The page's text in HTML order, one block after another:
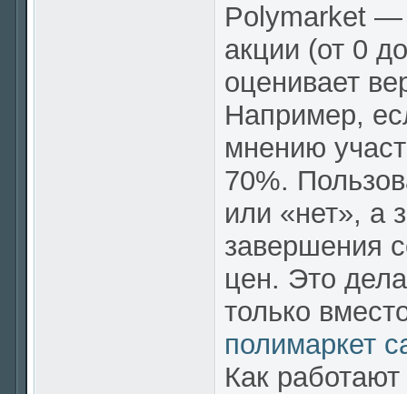
Polymarket —
акции (от 0
оценивает
Например,
мнению
70%.
или «нет», а
завершения
цен. Это
только
полимаркет
Как